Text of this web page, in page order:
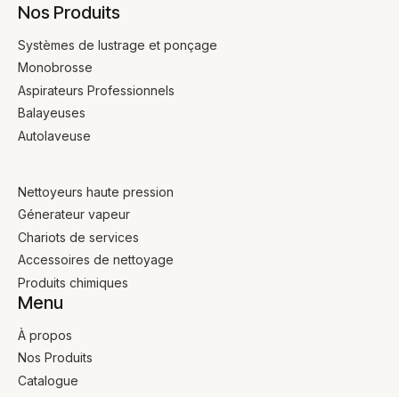
Nos Produits
Systèmes de lustrage et ponçage
Monobrosse
Aspirateurs Professionnels
Balayeuses
Autolaveuse
Nettoyeurs haute pression
Génerateur vapeur
Chariots de services
Accessoires de nettoyage
Produits chimiques
Menu
À propos
Nos Produits
Catalogue